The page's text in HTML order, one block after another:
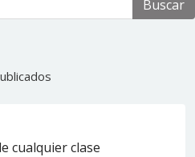
Buscar
cualquier clase